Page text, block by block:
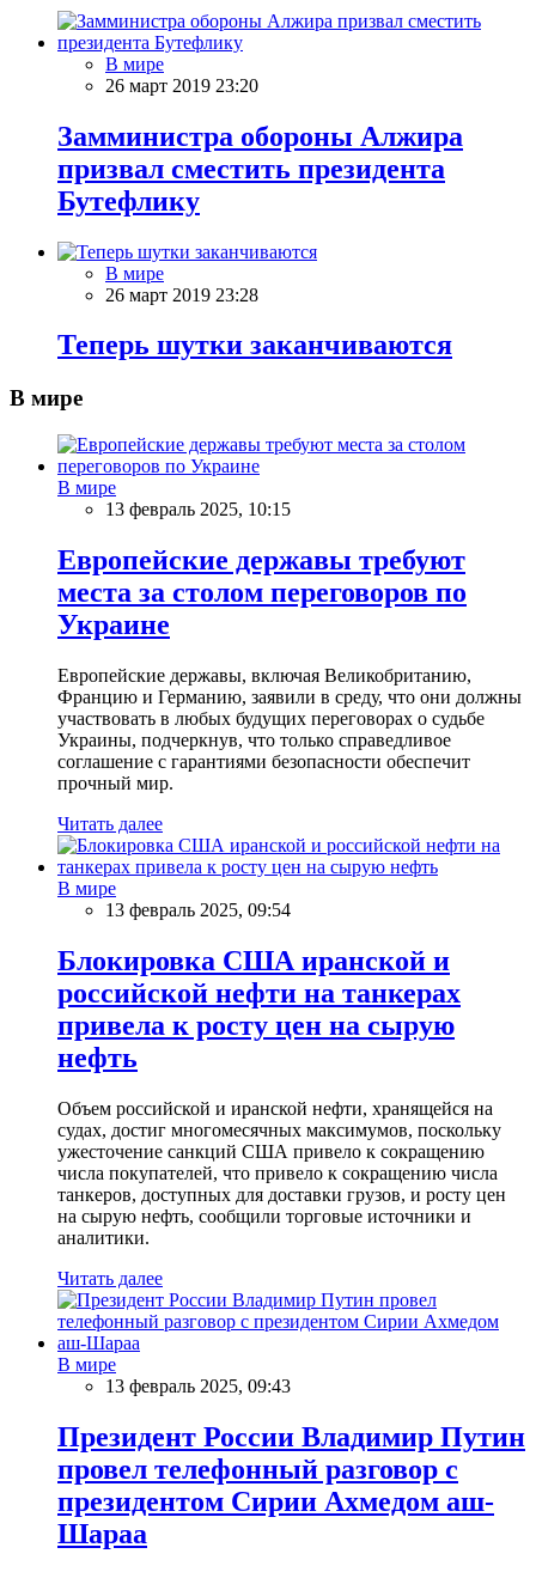
В мире
26 март 2019 23:20
Замминистра обороны Алжира
призвал сместить президента
Бутефлику
В мире
26 март 2019 23:28
Теперь шутки заканчиваются
В мире
В мире
13 февраль 2025, 10:15
Европейские державы требуют
места за столом переговоров по
Украине
Европейские державы, включая Великобританию,
Францию и Германию, заявили в среду, что они должны
участвовать в любых будущих переговорах о судьбе
Украины, подчеркнув, что только справедливое
соглашение с гарантиями безопасности обеспечит
прочный мир.
Читать далее
В мире
13 февраль 2025, 09:54
Блокировка США иранской и
российской нефти на танкерах
привела к росту цен на сырую
нефть
Объем российской и иранской нефти, хранящейся на
судах, достиг многомесячных максимумов, поскольку
ужесточение санкций США привело к сокращению
числа покупателей, что привело к сокращению числа
танкеров, доступных для доставки грузов, и росту цен
на сырую нефть, сообщили торговые источники и
аналитики.
Читать далее
В мире
13 февраль 2025, 09:43
Президент России Владимир Путин
провел телефонный разговор с
президентом Сирии Ахмедом аш-
Шараа